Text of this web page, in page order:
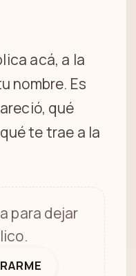
acá, a la
nombre. Es
qué
te trae a la
para dejar